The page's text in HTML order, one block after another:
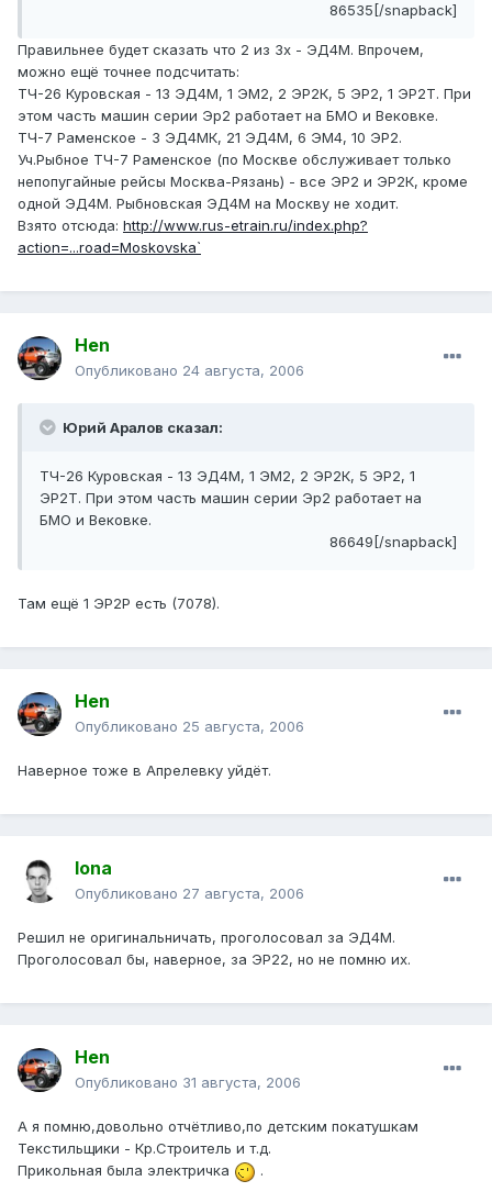
86535[/snapback]
Правильнее будет сказать что 2 из 3х - ЭД4М. Впрочем,
можно ещё точнее подсчитать:
ТЧ-26 Куровская - 13 ЭД4М, 1 ЭМ2, 2 ЭР2К, 5 ЭР2, 1 ЭР2Т. При
этом часть машин серии Эр2 работает на БМО и Вековке.
ТЧ-7 Раменское - 3 ЭД4МК, 21 ЭД4М, 6 ЭМ4, 10 ЭР2.
Уч.Рыбное ТЧ-7 Раменское (по Москве обслуживает только
непопугайные рейсы Москва-Рязань) - все ЭР2 и ЭР2К, кроме
одной ЭД4М. Рыбновская ЭД4М на Москву не ходит.
Взято отсюда: http://www.rus-etrain.ru/index.php?
action=...road=Moskovska`
Hen
Опубликовано 24 августа, 2006
Юрий Аралов сказал:
ТЧ-26 Куровская - 13 ЭД4М, 1 ЭМ2, 2 ЭР2К, 5 ЭР2, 1
ЭР2Т. При этом часть машин серии Эр2 работает на
БМО и Вековке.
86649[/snapback]
Там ещё 1 ЭР2Р есть (7078).
Hen
Опубликовано 25 августа, 2006
Наверное тоже в Апрелевку уйдёт.
Iona
Опубликовано 27 августа, 2006
Решил не оригинальничать, проголосовал за ЭД4М.
Проголосовал бы, наверное, за ЭР22, но не помню их.
Hen
Опубликовано 31 августа, 2006
А я помню,довольно отчётливо,по детским покатушкам
Текстильщики - Кр.Строитель и т.д.
Прикольная была электричка
.